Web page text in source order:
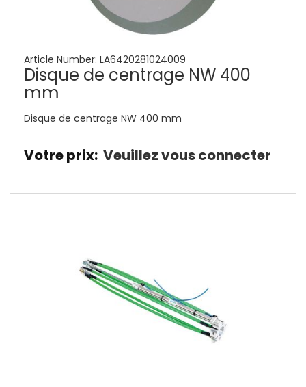
Article Number: LA6420281024009
Disque de centrage NW 400
mm
Disque de centrage NW 400 mm
Votre prix: Veuillez vous connecter